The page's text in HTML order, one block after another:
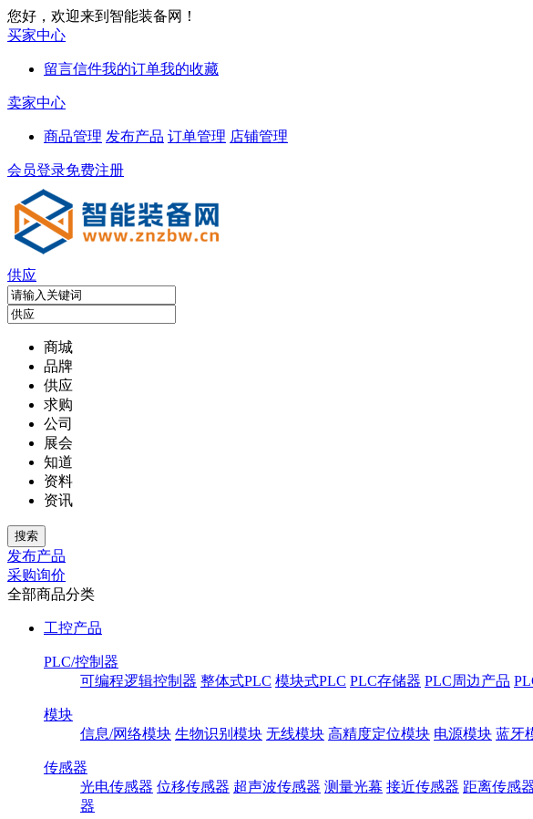
您好，欢迎来到智能装备网！
买家中心
留言信件我的订单我的收藏
卖家中心
商品管理 发布产品 订单管理 店铺管理
会员登录免费注册
供应
商城
品牌
供应
求购
公司
展会
知道
资料
资讯
发布产品
采购询价
全部商品分类
工控产品
PLC/控制器
可编程逻辑控制器 整体式PLC 模块式PLC PLC存储器 PLC周边产品
模块
信息/网络模块 生物识别模块 无线模块 高精度定位模块 电源模块 蓝牙
传感器
光电传感器 位移传感器 超声波传感器 测量光幕 接近传感器 距离传感
器